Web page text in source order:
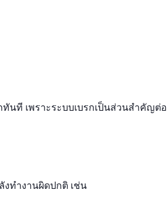
ทันที เพราะระบบเบรกเป็นส่วนสำคัญต่อ
ทำงานผิดปกติ เช่น